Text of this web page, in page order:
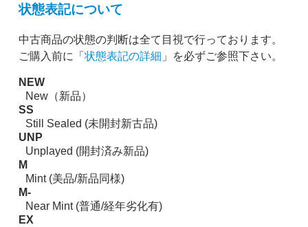
状態表記について
中古商品の状態の判断は全て目視で行っております。
ご購入前に「 状態表記の詳細 」を必ずご参照下さい。
NEW
New（新品）
SS
Still Sealed (未開封新古品)
UNP
Unplayed (開封済み新品)
M
Mint (美品/新品同様)
M-
Near Mint (普通/経年劣化有)
EX